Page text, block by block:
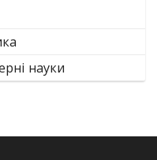
науки